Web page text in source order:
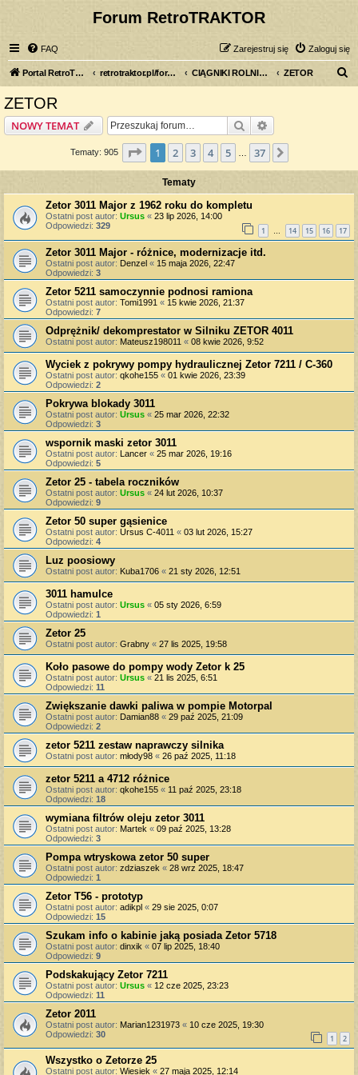
Forum RetroTRAKTOR
FAQ Zaloguj się
Zarejestruj się
Portal RetroTRAKTOR.pl retrotraktor.pl/forum CIĄGNIKI ROLNICZE ZETOR
ZETOR
NOWY TEMAT Szukaj
Tematy: 905 Strona1 z37
1 2 3 4 5 37
Tematy
Zetor 3011 Major z 1962 roku do kompletu
Ostatni post autor: Ursus « 23 lip 2026, 14:00
Odpowiedzi: 329 1 … 14 15 16 17
Zetor 3011 Major - różnice, modernizacje itd.
Ostatni post autor: Denzel « 15 maja 2026, 22:47
Odpowiedzi: 3
Zetor 5211 samoczynnie podnosi ramiona
Ostatni post autor: Tomi1991 « 15 kwie 2026, 21:37
Odpowiedzi: 7
Odprężnik/ dekomprestator w Silniku ZETOR 4011
Ostatni post autor: Mateusz198011 « 08 kwie 2026, 9:52
Wyciek z pokrywy pompy hydraulicznej Zetor 7211 / C-360
Ostatni post autor: qkohe155 « 01 kwie 2026, 23:39
Odpowiedzi: 2
Pokrywa blokady 3011
Ostatni post autor: Ursus « 25 mar 2026, 22:32
Odpowiedzi: 3
wspornik maski zetor 3011
Ostatni post autor: Lancer « 25 mar 2026, 19:16
Odpowiedzi: 5
Zetor 25 - tabela roczników
Ostatni post autor: Ursus « 24 lut 2026, 10:37
Odpowiedzi: 9
Zetor 50 super gąsienice
Ostatni post autor: Ursus C-4011 « 03 lut 2026, 15:27
Odpowiedzi: 4
Luz poosiowy
Ostatni post autor: Kuba1706 « 21 sty 2026, 12:51
3011 hamulce
Ostatni post autor: Ursus « 05 sty 2026, 6:59
Odpowiedzi: 1
Zetor 25
Ostatni post autor: Grabny « 27 lis 2025, 19:58
Koło pasowe do pompy wody Zetor k 25
Ostatni post autor: Ursus « 21 lis 2025, 6:51
Odpowiedzi: 11
Zwiększanie dawki paliwa w pompie Motorpal
Ostatni post autor: Damian88 « 29 paź 2025, 21:09
Odpowiedzi: 2
zetor 5211 zestaw naprawczy silnika
Ostatni post autor: młody98 « 26 paź 2025, 11:18
zetor 5211 a 4712 różnice
Ostatni post autor: qkohe155 « 11 paź 2025, 23:18
Odpowiedzi: 18
wymiana filtrów oleju zetor 3011
Ostatni post autor: Martek « 09 paź 2025, 13:28
Odpowiedzi: 3
Pompa wtryskowa zetor 50 super
Ostatni post autor: zdziaszek « 28 wrz 2025, 18:47
Odpowiedzi: 1
Zetor T56 - prototyp
Ostatni post autor: adikpl « 29 sie 2025, 0:07
Odpowiedzi: 15
Szukam info o kabinie jaką posiada Zetor 5718
Ostatni post autor: dinxik « 07 lip 2025, 18:40
Odpowiedzi: 9
Podskakujący Zetor 7211
Ostatni post autor: Ursus « 12 cze 2025, 23:23
Odpowiedzi: 11
Zetor 2011
Ostatni post autor: Marian1231973 « 10 cze 2025, 19:30
Odpowiedzi: 30 1 2
Wszystko o Zetorze 25
Ostatni post autor: Wiesiek « 27 maja 2025, 12:14